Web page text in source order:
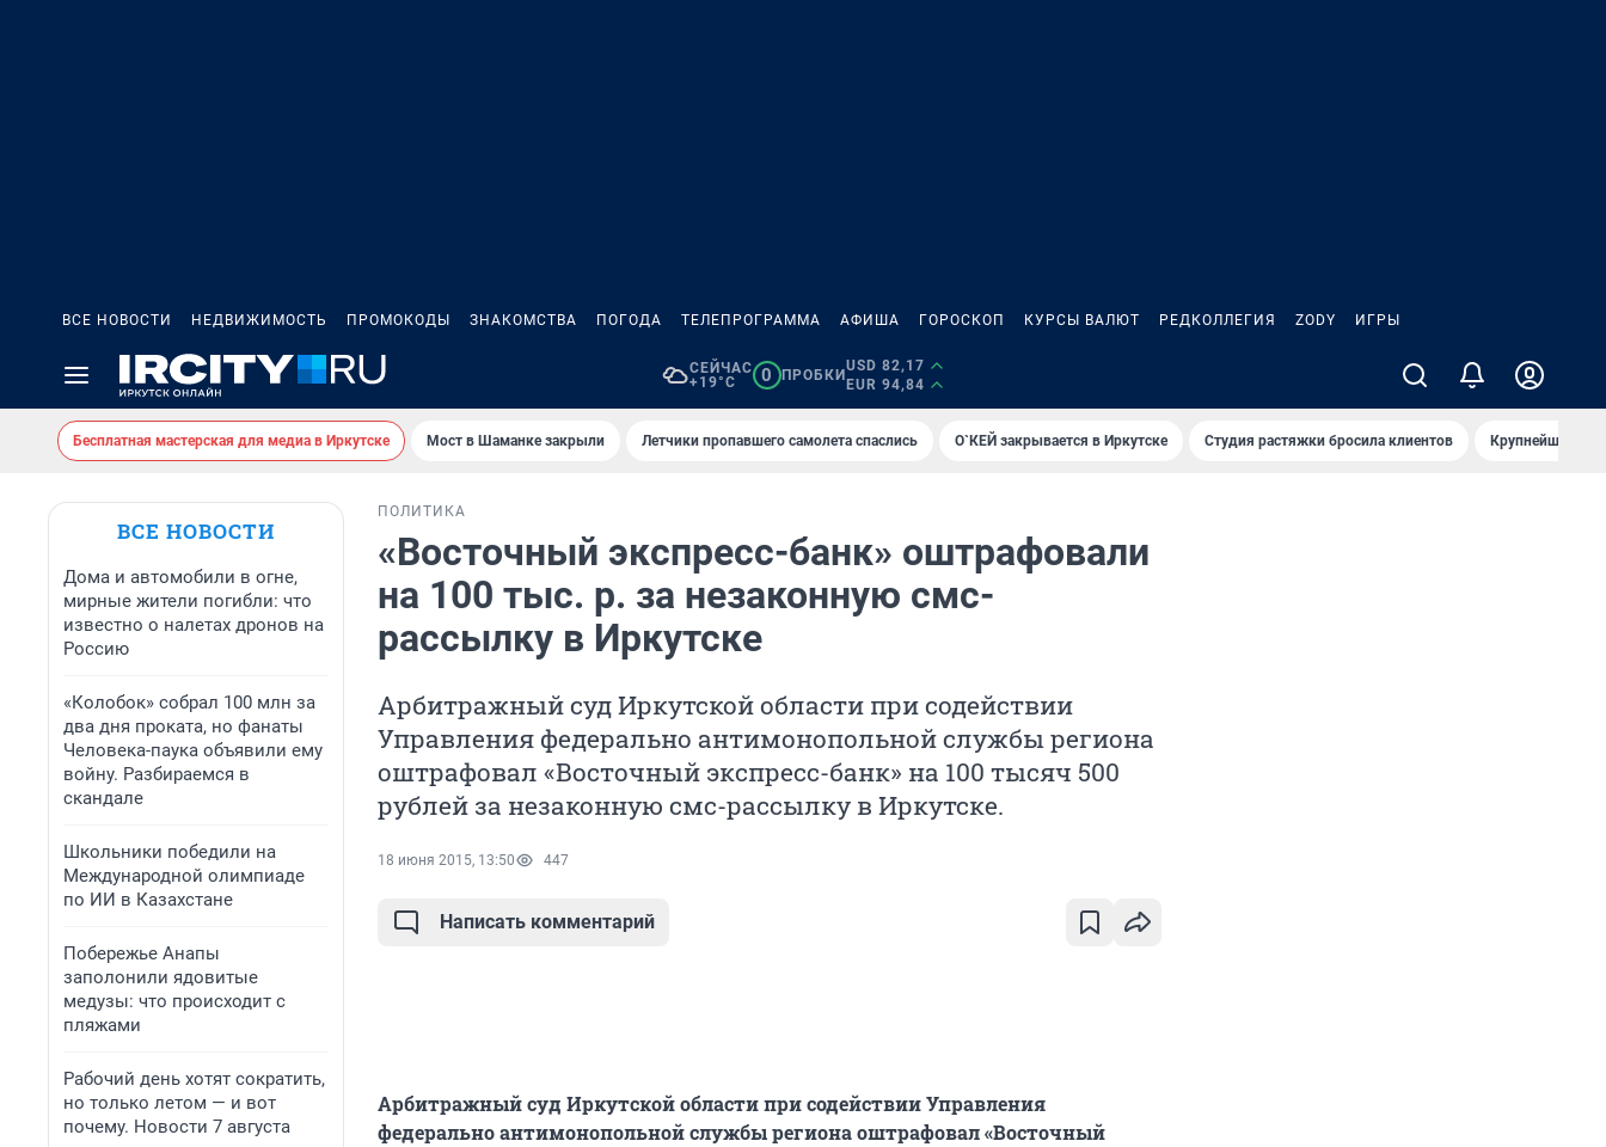
ВСЕ НОВОСТИ НЕДВИЖИМОСТЬ ПРОМОКОДЫ ЗНАКОМСТВА ПОГОДА ТЕЛЕПРОГРАММА АФИША ГОРОСКОП КУРСЫ ВАЛЮТ РЕДКОЛЛЕГИЯ ZODY ИГРЫ
СЕЙЧАС
+19°C
0 ПРОБКИ
USD 82,17
EUR 94,84
Бесплатная мастерская для медиа в Иркутске Мост в Шаманке закрыли Летчики пропавшего самолета спаслись О`КЕЙ закрывается в Иркутске Студия растяжки бросила клиентов Крупнейшие
ВСЕ НОВОСТИ
Дома и автомобили в огне,
мирные жители погибли: что
известно о налетах дронов на
Россию
«Колобок» собрал 100 млн за
два дня проката, но фанаты
Человека-паука объявили ему
войну. Разбираемся в
скандале
Школьники победили на
Международной олимпиаде
по ИИ в Казахстане
Побережье Анапы
заполонили ядовитые
медузы: что происходит с
пляжами
Рабочий день хотят сократить,
но только летом — и вот
почему. Новости 7 августа
ПОЛИТИКА
«Восточный экспресс-банк» оштрафовали
на 100 тыс. р. за незаконную смс-
рассылку в Иркутске
Арбитражный суд Иркутской области при содействии
Управления федерально антимонопольной службы региона
оштрафовал «Восточный экспресс-банк» на 100 тысяч 500
рублей за незаконную смс-рассылку в Иркутске.
18 июня 2015, 13:50 447
Написать комментарий
Арбитражный суд Иркутской области при содействии Управления
федерально антимонопольной службы региона оштрафовал «Восточный